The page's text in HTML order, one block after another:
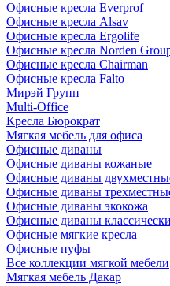
Офисные кресла Everprof
Офисные кресла Alsav
Офисные кресла Ergolife
Офисные кресла Norden
Офисные кресла Chairman
Офисные кресла Falto
Мирэй Групп
Multi-Office
Кресла Бюрократ
Мягкая мебель для офиса
Офисные диваны
Офисные диваны кожаные
Офисные диваны
Офисные диваны
Офисные диваны экокожа
Офисные диваны
Офисные мягкие кресла
Офисные пуфы
Все коллекции мягкой мебели
Мягкая мебель Дакар